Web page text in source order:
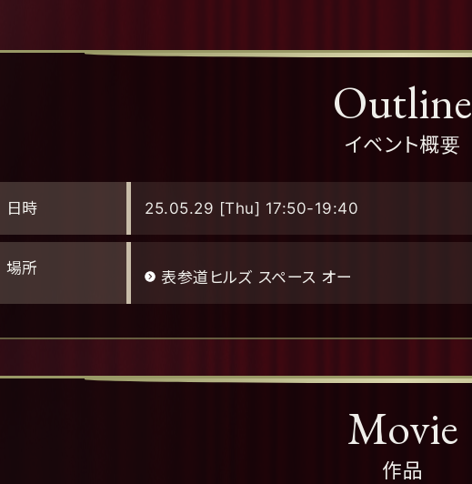
Outline
イベント概要
日時 25.05.29 [Thu] 17:50-19:40
場所 表参道ヒルズ スペース オー
Movie
作品